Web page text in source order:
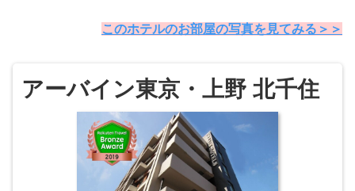
このホテルのお部屋の写真を見てみる＞＞
アーバイン東京・上野 北千住